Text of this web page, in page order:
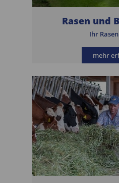
Rasen und
Ihr
mehr